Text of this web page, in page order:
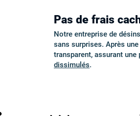
Pas de frais
Notre entreprise de
sans surprises. Après
transparent, assurant une
dissimulés.